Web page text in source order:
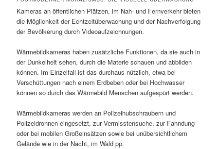
Kameras an öffentlichen Plätzen, im Nah- und Fernverkehr bieten
die Möglichkeit der Echtzeitüberwachung und der Nachverfolgung
der Bevölkerung durch Videoaufzeichnungen.
Wärmebildkameras haben zusätzliche Funktionen, da sie auch in
der Dunkelheit sehen, durch die Materie schauen und abbilden
können. Im Einzelfall ist das durchaus nützlich, etwa bei
Verschüttungen nach einem Erdbeben oder bei Hochwasser
können so durch das Wärmebild Menschen aufgespürt werden.
Wärmebildkameras werden an Polizeihubschraubern und
Polizeidrohnen eingesetzt, zur Vermisstensuche, zur Fahndung
oder bei mobilen Großeinsätzen sowie bei unübersichtlichem
Gelände wie in der Nacht, im Wald pp.